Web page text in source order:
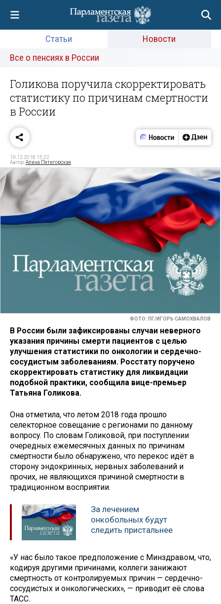
Статьи
Новости
Все о пенсиях в России
Голикова поручила скорректировать
статистику по причинам смертности
в России
19.12.2018 15:22
Автор:Алина Пятигорская
ФОТО: ПГ/ИГОРЬ САМОХВАЛОВ
В России были зафиксированы случаи неверного
указания причины смерти пациентов с целью
улучшения статистики по онкологии и сердечно-
сосудистым заболеваниям. Росстату поручено
скорректировать статистику для ликвидации
подобной практики, сообщила вице-премьер
Татьяна Голикова.
Она отметила, что летом 2018 года прошло
селекторное совещание с регионами по данному
вопросу. По словам Голиковой, при поступлении
очередных ежемесячных данных по причинам
смертности было обнаружено, что перекос идёт в
сторону эндокринных, нервных заболеваний и
прочих, не являющихся причиной смертности в
традиционном восприятии.
За лечением
онкобольных будут
следить пристальнее
«У нас было такое предположение с Минздравом, что,
кодируя другими причинами, коллеги занижают
смертность от контролируемых причин — сердечно-
сосудистых и онкологических», — приводит её слова
ТАСС.